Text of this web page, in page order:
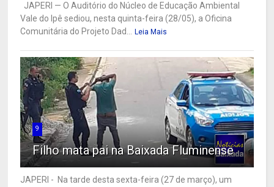
JAPERI — O Auditório do Núcleo de Educação Ambiental
Vale do Ipê sediou, nesta quinta-feira (28/05), a Oficina
Comunitária do Projeto Dad... Leia Mais
9
Filho mata pai na Baixada Fluminense
JAPERI - Na tarde desta sexta-feira (27 de março), um